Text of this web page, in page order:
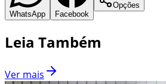
WhatsApp Facebook
Opções
Leia Também
Ver mais